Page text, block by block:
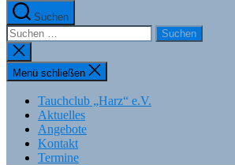
Suchen
Suchen
nach:
Suche
schließen
Menü schließen
Tauchclub „Harz“ e.V.
Aktuelles
Angebote
Kontakt
Termine